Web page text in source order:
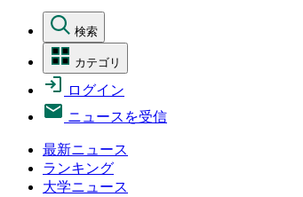
検索
カテゴリ
ログイン
ニュースを受信
最新ニュース
ランキング
大学ニュース